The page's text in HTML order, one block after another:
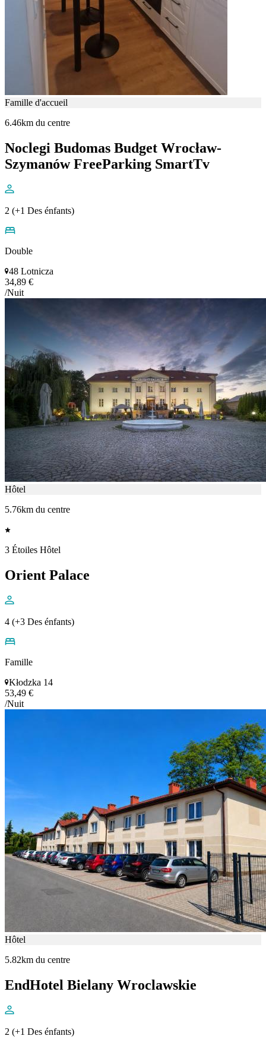
Famille d'accueil
6.46km du centre
Noclegi Budomas Budget Wrocław-
Szymanów FreeParking SmartTv
2 (+1 Des énfants)
Double
48 Lotnicza
34,89 €
/Nuit
Hôtel
5.76km du centre
3 Étoiles Hôtel
Orient Palace
4 (+3 Des énfants)
Famille
Kłodzka 14
53,49 €
/Nuit
Hôtel
5.82km du centre
EndHotel Bielany Wroclawskie
2 (+1 Des énfants)